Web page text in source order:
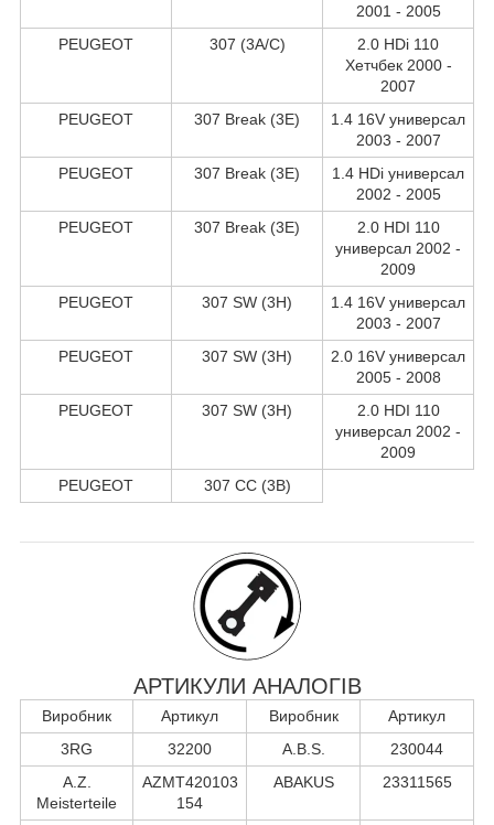
2001 - 2005
PEUGEOT
307 (3A/C)
2.0 HDi 110
Хетчбек 2000 -
2007
PEUGEOT
307 Break (3E)
1.4 16V универсал
2003 - 2007
PEUGEOT
307 Break (3E)
1.4 HDi универсал
2002 - 2005
PEUGEOT
307 Break (3E)
2.0 HDI 110
универсал 2002 -
2009
PEUGEOT
307 SW (3H)
1.4 16V универсал
2003 - 2007
PEUGEOT
307 SW (3H)
2.0 16V универсал
2005 - 2008
PEUGEOT
307 SW (3H)
2.0 HDI 110
универсал 2002 -
2009
PEUGEOT
307 CC (3B)
АРТИКУЛИ АНАЛОГІВ
Виробник Артикул Виробник
Артикул
3RG
32200 A.B.S.
230044
A.Z.
Meisterteile
AZMT420103
154
ABAKUS 23311565